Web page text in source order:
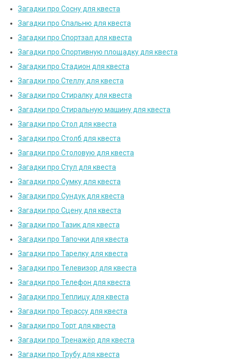
Загадки про Сосну для квеста
Загадки про Спальню для квеста
Загадки про Спортзал для квеста
Загадки про Спортивную площадку для квеста
Загадки про Стадион для квеста
Загадки про Стеллу для квеста
Загадки про Стиралку для квеста
Загадки про Стиральную машину для квеста
Загадки про Стол для квеста
Загадки про Столб для квеста
Загадки про Столовую для квеста
Загадки про Стул для квеста
Загадки про Сумку для квеста
Загадки про Сундук для квеста
Загадки про Сцену для квеста
Загадки про Тазик для квеста
Загадки про Тапочки для квеста
Загадки про Тарелку для квеста
Загадки про Телевизор для квеста
Загадки про Телефон для квеста
Загадки про Теплицу для квеста
Загадки про Терассу для квеста
Загадки про Торт для квеста
Загадки про Тренажёр для квеста
Загадки про Трубу для квеста